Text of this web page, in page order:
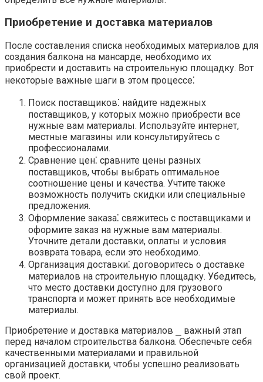
Приобретение и доставка материалов
После составления списка необходимых материалов для
создания балкона на мансарде, необходимо их
приобрести и доставить на строительную площадку. Вот
некоторые важные шаги в этом процессе⁚
Поиск поставщиков⁚ найдите надежных
поставщиков, у которых можно приобрести все
нужные вам материалы.​ Используйте интернет,
местные магазины или консультируйтесь с
профессионалами.​
Сравнение цен⁚ сравните цены разных
поставщиков, чтобы выбрать оптимальное
соотношение цены и качества.​ Учтите также
возможность получить скидки или специальные
предложения.​
Оформление заказа⁚ свяжитесь с поставщиками и
оформите заказ на нужные вам материалы.​
Уточните детали доставки, оплаты и условия
возврата товара, если это необходимо.​
Организация доставки⁚ договоритесь о доставке
материалов на строительную площадку.​ Убедитесь,
что место доставки доступно для грузового
транспорта и может принять все необходимые
материалы.​
Приобретение и доставка материалов ⎯ важный этап
перед началом строительства балкона.​ Обеспечьте себя
качественными материалами и правильной
организацией доставки, чтобы успешно реализовать
свой проект.​